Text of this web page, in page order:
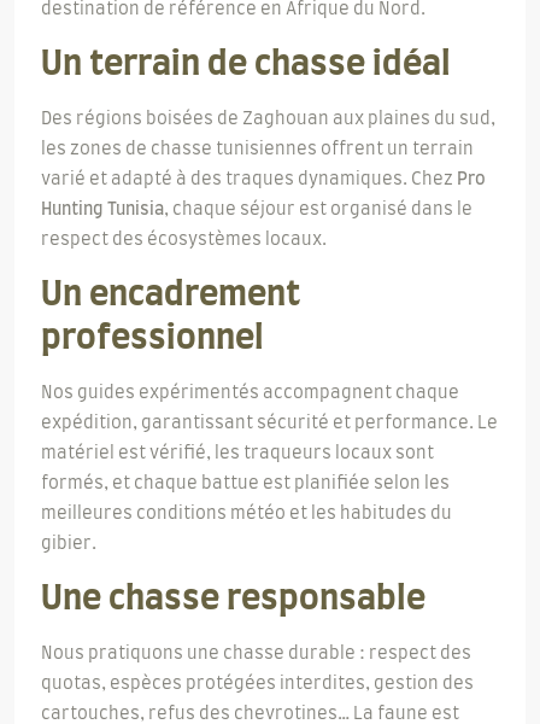
destination de référence en Afrique du Nord.
Un terrain de chasse idéal
Des régions boisées de Zaghouan aux plaines du sud,
les zones de chasse tunisiennes offrent un terrain
varié et adapté à des traques dynamiques. Chez Pro
Hunting Tunisia, chaque séjour est organisé dans le
respect des écosystèmes locaux.
Un encadrement
professionnel
Nos guides expérimentés accompagnent chaque
expédition, garantissant sécurité et performance. Le
matériel est vérifié, les traqueurs locaux sont
formés, et chaque battue est planifiée selon les
meilleures conditions météo et les habitudes du
gibier.
Une chasse responsable
Nous pratiquons une chasse durable : respect des
quotas, espèces protégées interdites, gestion des
cartouches, refus des chevrotines… La faune est